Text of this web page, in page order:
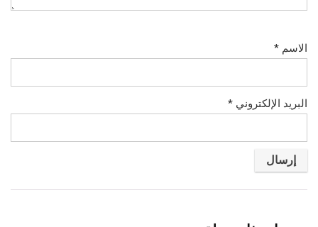
الاسم *
البريد الإلكتروني *